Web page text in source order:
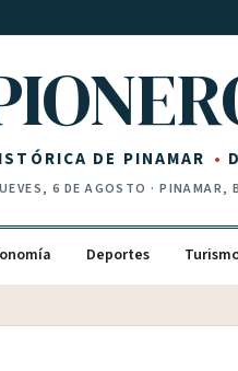
DE PINAMAR
6 DE AGOSTO · PINAMAR,
Deportes